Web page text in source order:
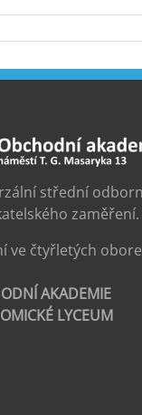
střední
zaměření.
ve čtyřletých
AKADEMIE
LYCEUM